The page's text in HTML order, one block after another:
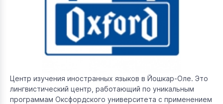
Центр изучения иностранных языков в Йошкар-Оле. Это
лингвистический центр, работающий по уникальным
программам Оксфордского университета с применением